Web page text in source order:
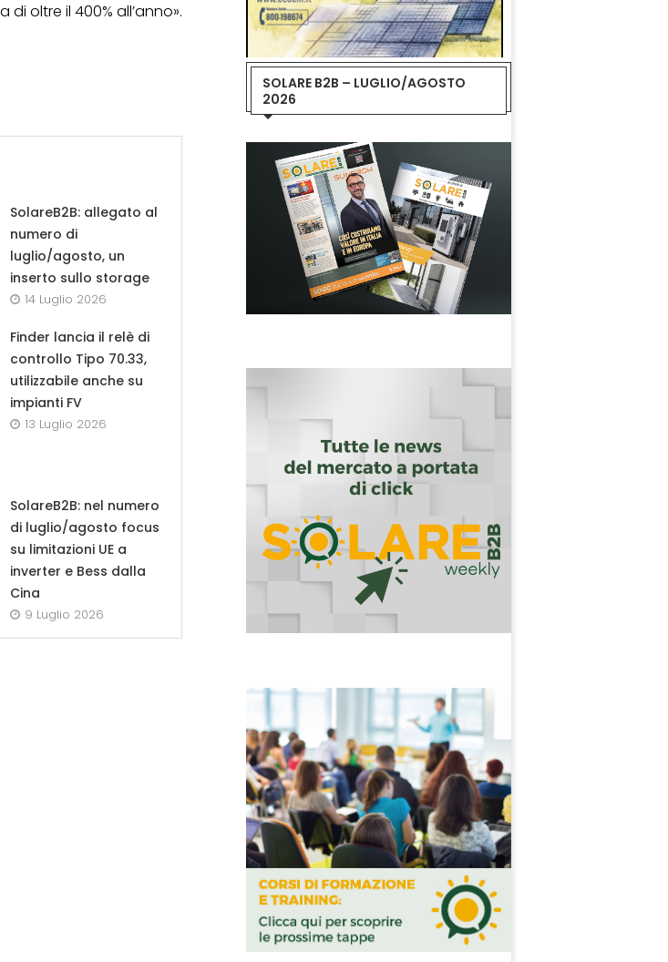
oltre il 400% all’anno».
SolareB2B: allegato al
numero di
luglio/agosto, un
inserto sullo storage
14 Luglio 2026
Finder lancia il relè di
controllo Tipo 70.33,
utilizzabile anche su
impianti FV
13 Luglio 2026
SolareB2B: nel numero
di luglio/agosto focus
su limitazioni UE a
inverter e Bess dalla
Cina
9 Luglio 2026
SOLARE B2B – LUGLIO/AGOSTO
2026